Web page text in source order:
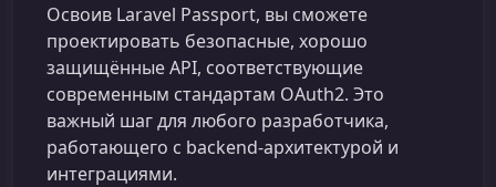
Освоив Laravel Passport, вы сможете
проектировать безопасные, хорошо
защищённые API, соответствующие
современным стандартам OAuth2. Это
важный шаг для любого разработчика,
работающего с backend‑архитектурой и
интеграциями.